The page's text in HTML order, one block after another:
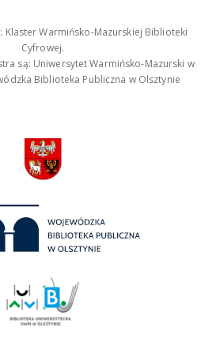
Klaster Warmińsko-Mazurskiej Biblioteki
Cyfrowej.
są: Uniwersytet Warmińsko-Mazurski w
Biblioteka Publiczna w Olsztynie